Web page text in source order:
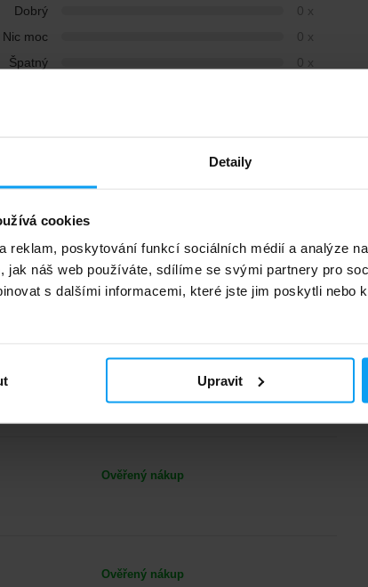
Detaily
cookies
reklam, poskytování funkcí sociálních médií a analýze
jak náš web používáte, sdílíme se svými partnery pro
s dalšími informacemi, které jste jim poskytli nebo
Upravit
Dobrý
0 x
Nic moc
0 x
Špatný
0 x
Ověřený nákup
Ověřený nákup
Ověřený nákup